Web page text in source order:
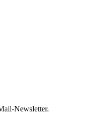
Newsletter.